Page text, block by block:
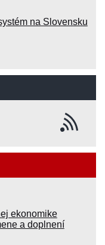
na Slovensku
ekonomike
a doplnení